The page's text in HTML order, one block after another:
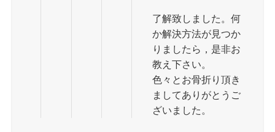
了解致しました。何
か解決方法が見つか
りましたら，是非お
教え下さい。
色々とお骨折り頂き
ましてありがとうご
ざいました。